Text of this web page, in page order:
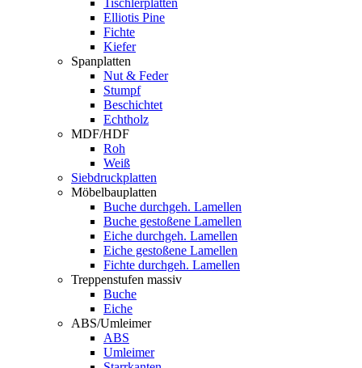
Tischlerplatten
Elliotis Pine
Fichte
Kiefer
Spanplatten
Nut & Feder
Stumpf
Beschichtet
Echtholz
MDF/HDF
Roh
Weiß
Siebdruckplatten
Möbelbauplatten
Buche durchgeh. Lamellen
Buche gestoßene Lamellen
Eiche durchgeh. Lamellen
Eiche gestoßene Lamellen
Fichte durchgeh. Lamellen
Treppenstufen massiv
Buche
Eiche
ABS/Umleimer
ABS
Umleimer